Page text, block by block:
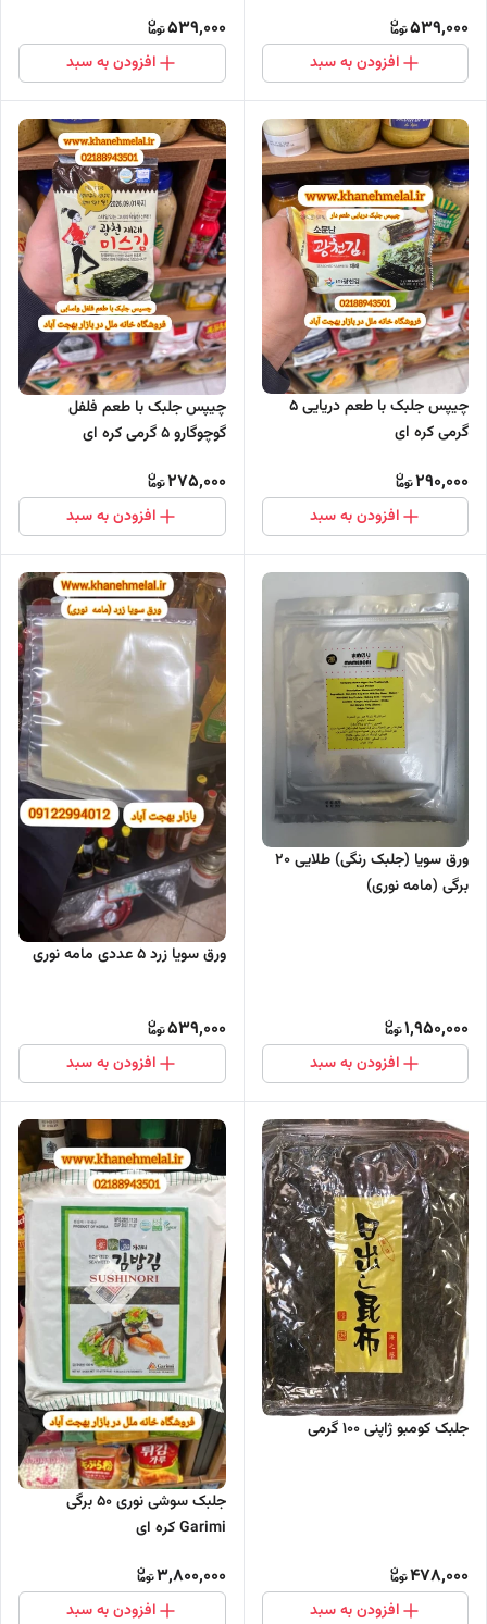
539,000
افزودن به سبد
539,000
افزودن به سبد
چیپس جلبک با طعم دریایی 5
گرمی کره ای
290,000
افزودن به سبد
چیپس جلبک با طعم فلفل
گوچوگارو 5 گرمی کره ای
275,000
افزودن به سبد
ورق سویا (جلبک رنگی) طلایی 20
برگی (مامه نوری)
1,950,000
افزودن به سبد
ورق سویا زرد ۵ عددی مامه نوری
539,000
افزودن به سبد
جلبک کومبو ژاپنی ۱۰۰ گرمی
478,000
افزودن به سبد
جلبک سوشی نوری 50 برگی
Garimi کره ای
3,800,000
افزودن به سبد